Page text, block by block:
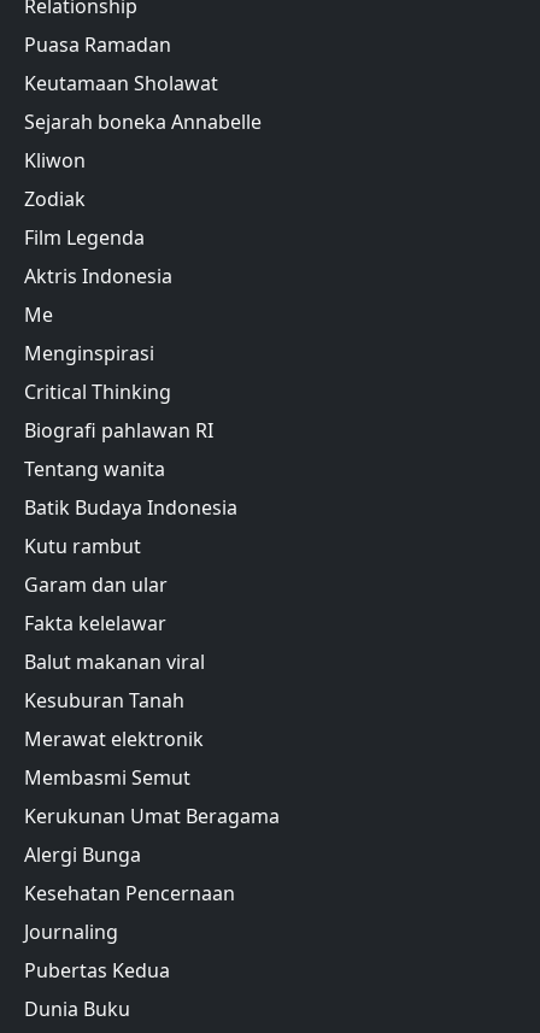
Relationship
Puasa Ramadan
Keutamaan Sholawat
Sejarah boneka Annabelle
Kliwon
Zodiak
Film Legenda
Aktris Indonesia
Me
Menginspirasi
Critical Thinking
Biografi pahlawan RI
Tentang wanita
Batik Budaya Indonesia
Kutu rambut
Garam dan ular
Fakta kelelawar
Balut makanan viral
Kesuburan Tanah
Merawat elektronik
Membasmi Semut
Kerukunan Umat Beragama
Alergi Bunga
Kesehatan Pencernaan
Journaling
Pubertas Kedua
Dunia Buku